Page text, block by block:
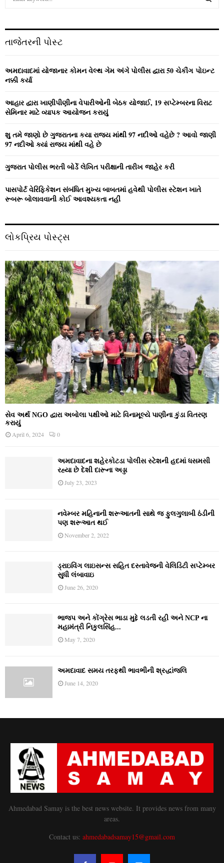
h
o
r
C
તાજેતરની પોસ્ટ
અમદાવાદમાં યોજાનાર કોમન વેલ્‍થ ગેમ અંગે પોલીસ દ્વારા 50 ચેકીંગ પોઇન્‍ટ
નક્કી કર્યા
આહાર દ્વારા ખાણીપીણીના વેપારીઓની બેઠક યોજાઈ, 19 સપ્ટેમ્બરના વિરાટ
સેમિનાર માટે વ્યાપક આયોજન કરાયું
શુ તમે જાણો છે ગુજરાતના કયા રાજ્ય માંથી 97 નદીઓ વહેછે ? આવો જાણી
97 નદીઓ ક્યાં રાજ્ય માંથી વહે છે
ગુજરાત પોલીસ ભરતી બોર્ડે લેખિત પરીક્ષાની તારીખ જાહેર કરી
પાસપોર્ટ વેરિફિકેશન સંબંધિત મુખ્ય બાબતમાં હવેથી પોલીસ સ્ટેશન ખાતે
રૂબરૂ બોલાવવાની કોઈ આવશ્યકતા નહીં
લોકપ્રિય પોસ્ટ્સ
સેવ અર્થ NGO દ્વારા અબોલા પક્ષીઓ માટે વિનામૂલ્યે પાણીના કુંડા વિતરણ
કરાયું
April 6, 2024 0
અમદાવાદના શહેરકોટડા પોલીસ સ્ટેશની હદમાં ધસમસી
રહ્યા છે દેશી દારૂના અડ્ડા
July 23, 2023
નવેમ્‍બર મહિનાની શરૂઆતની સાથે જ ફુલગુલાબી ઠંડીની
પણ શરૂઆત થઈ
November 2, 2022
ડ્રાઇવિંગ લાઇસન્સ સહિત દસ્તાવેજની વેલિડિટી સપ્ટેમ્બર
સુધી લંબાવાઇ
June 26, 2020
ભાજપ અને કોંગ્રેસ ભાડા મુદ્દે લડતી રહી અને NCP ના
મહામંત્રી નિકુલસિંહ...
May 7, 2020
અમદાવાદ સમય તરફથી ભાવભીની શ્રદ્ધાંજલિ
June 14, 2020
Ahmedabad Samay is the best news website. It provides news from many
areas.
Contact us: ahmedabadsamay15@gmail.com